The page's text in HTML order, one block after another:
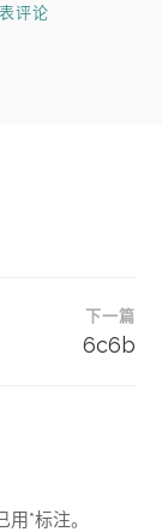
评论
下一篇
6c6b
*标注。